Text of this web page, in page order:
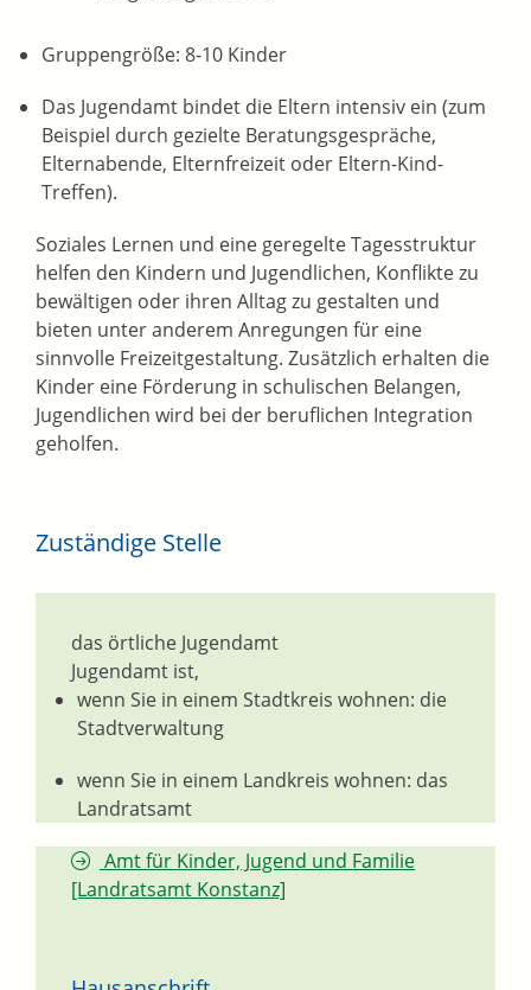
Gruppengröße: 8-10 Kinder
Das Jugendamt bindet die Eltern intensiv ein (zum
Beispiel durch gezielte Beratungsgespräche,
Elternabende, Elternfreizeit oder Eltern-Kind-
Treffen).
Soziales Lernen und eine geregelte Tagesstruktur
helfen den Kindern und Jugendlichen, Konflikte zu
bewältigen oder ihren Alltag zu gestalten und
bieten unter anderem Anregungen für eine
sinnvolle Freizeitgestaltung. Zusätzlich erhalten die
Kinder eine Förderung in schulischen Belangen,
Jugendlichen wird bei der beruflichen Integration
geholfen.
Zuständige Stelle
das örtliche Jugendamt
Jugendamt ist,
wenn Sie in einem Stadtkreis wohnen: die
Stadtverwaltung
wenn Sie in einem Landkreis wohnen: das
Landratsamt
Amt für Kinder, Jugend und Familie
[Landratsamt Konstanz]